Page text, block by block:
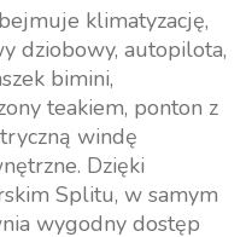
klimatyzację,
dziobowy, autopilota,
bimini,
teakiem, ponton z
windę
Dzięki
Splitu, w samym
wygodny dostęp